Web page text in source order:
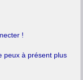
!
peux à présent plus